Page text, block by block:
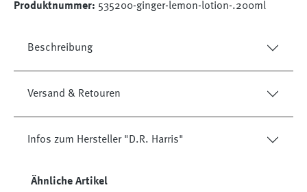
Produktnummer: 535200-ginger-lemon-lotion-.200ml
Beschreibung
Versand & Retouren
Infos zum Hersteller "D.R. Harris"
Produktgalerie überspringen
Ähnliche Artikel